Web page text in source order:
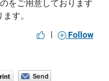
をご用意しております
す。
|
Follow